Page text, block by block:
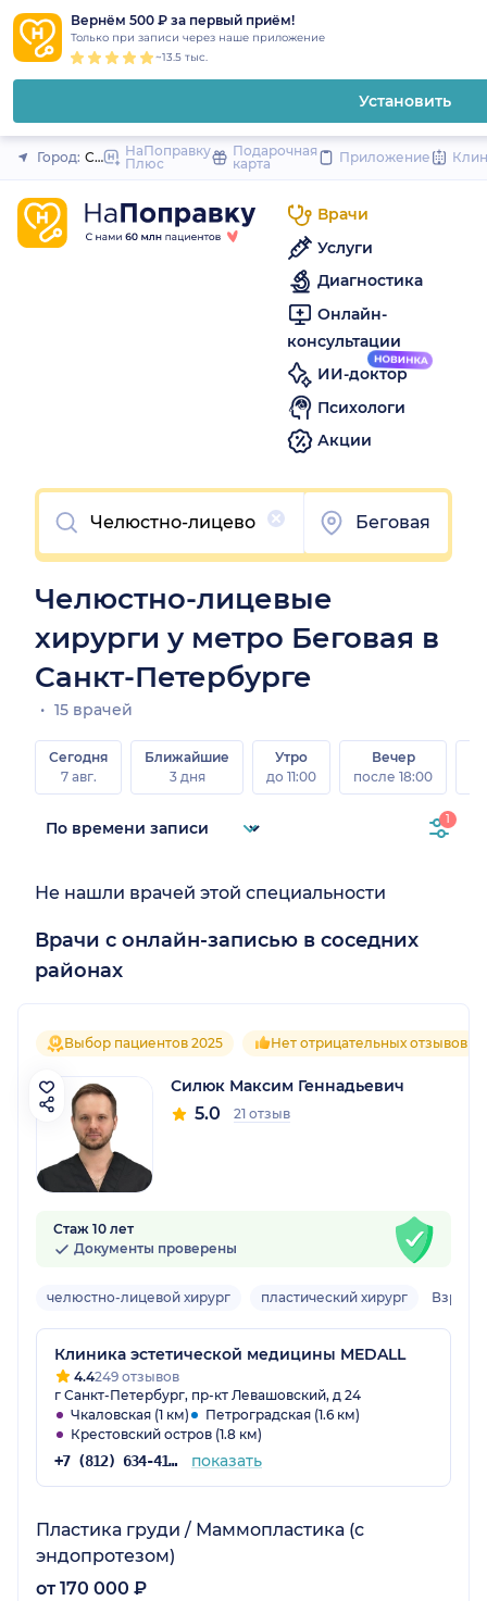
Вернём 500 ₽ за первый приём!
Только при записи через наше приложение
~13.5 тыс.
Установить
Закрыть
Город: Санкт-Петербург
НаПоправку
Плюс
Подарочная
карта
Приложение
Врачи
Услуги
Диагностика
Онлайн-
консультации
ИИ-доктор
Психологи
Акции
Очистить
Беговая
Челюстно-лицевые
хирурги у метро Беговая в
Санкт-Петербурге
15 врачей
Сегодня
7 авг.
Ближайшие
3 дня
Утро
до 11:00
Вечер
после 18:00
1
Не нашли врачей этой специальности
Врачи с онлайн-записью в соседних
районах
Выбор пациентов 2025 Нет отрицательных отзывов
Силюк Максим Геннадьевич
5.0 21 отзыв
Стаж 10 лет
Документы проверены
челюстно-лицевой хирург пластический хирург
Клиника эстетической медицины MEDALL
4.4249 отзывов
г Санкт-Петербург, пр-кт Левашовский, д 24
Чкаловская (1 км)
Петроградская (1.6 км)
Крестовский остров (1.8 км)
+7 (812) 634-41-17 показать
Пластика груди / Маммопластика (с
эндопротезом)
от 170 000 ₽